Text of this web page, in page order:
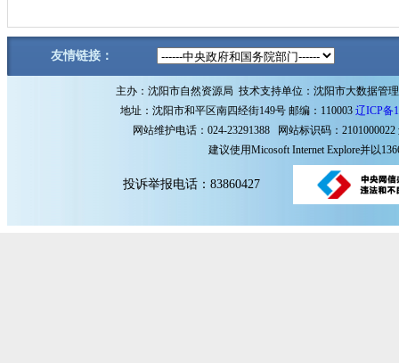
友情链接：
主办：沈阳市自然资源局 技术支持单位：沈阳市大数据管
地址：沈阳市和平区南四经街149号 邮编：110003 辽ICP备
网站维护电话：024-23291388 网站标识码：2101000022
建议使用Micosoft Internet Explore并以
投诉举报电话：83860427